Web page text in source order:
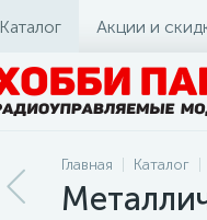
Каталог Акции и
Главная Каталог